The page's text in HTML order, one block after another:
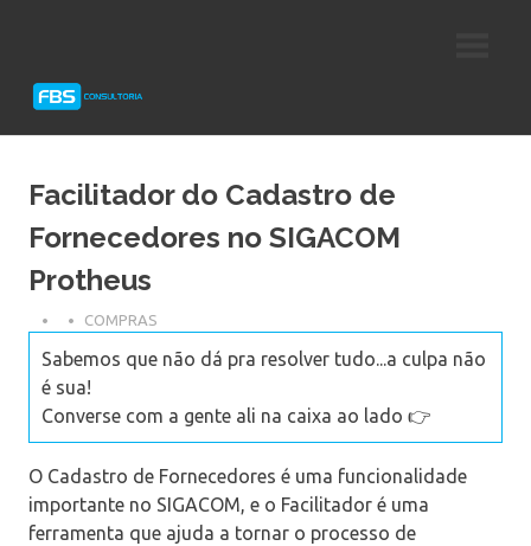
Protheus
Facilitador do Cadastro de
Fornecedores no SIGACOM
Protheus
COMPRAS
Sabemos que não dá pra resolver tudo...a culpa não
é sua!
Converse com a gente ali na caixa ao lado 👉
O Cadastro de Fornecedores é uma funcionalidade
importante no SIGACOM, e o Facilitador é uma
ferramenta que ajuda a tornar o processo de